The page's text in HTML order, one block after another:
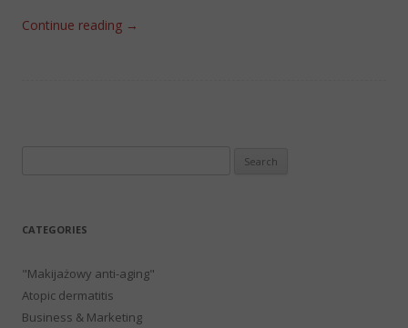
Continue reading →
CATEGORIES
"Makijażowy anti-aging"
Atopic dermatitis
Business & Marketing